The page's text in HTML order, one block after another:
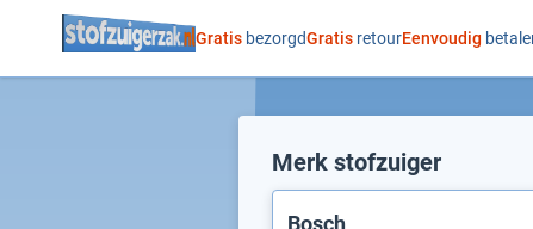
Ga naar de inhoud
Gratis bezorgdGratis retourEenvoudig
Merk stofzuiger